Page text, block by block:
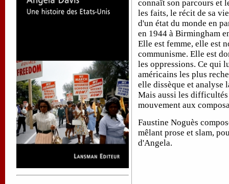
connaît son parcours et
les faits, le récit de sa
d'un état du monde en
en 1944 à Birmingham
Elle est femme, elle est
communisme. Elle est
les oppressions. Ce qui
américains les plus
elle dissèque et analyse
Mais aussi les difficultés
mouvement aux
Faustine Noguès
mêlant prose et slam,
d'Angela.